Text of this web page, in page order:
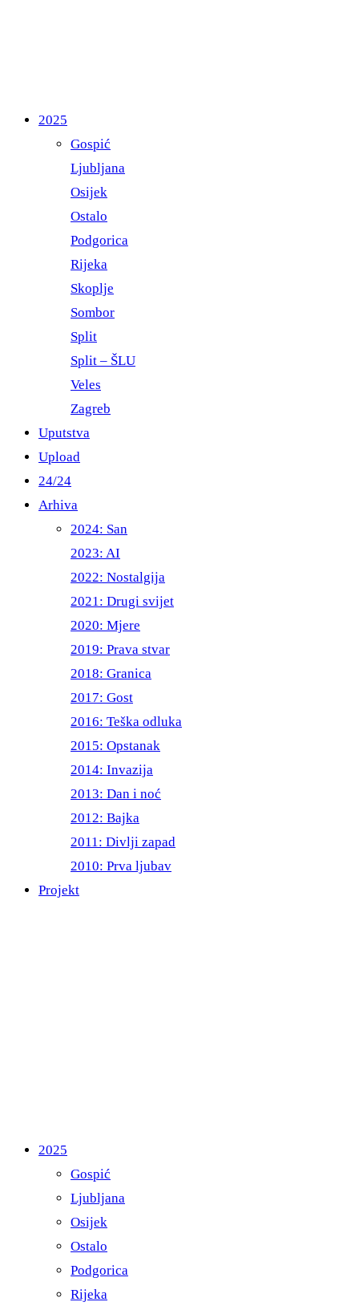
2025
Gospić
Ljubljana
Osijek
Ostalo
Podgorica
Rijeka
Skoplje
Sombor
Split
Split – ŠLU
Veles
Zagreb
Uputstva
Upload
24/24
Arhiva
2024: San
2023: AI
2022: Nostalgija
2021: Drugi svijet
2020: Mjere
2019: Prava stvar
2018: Granica
2017: Gost
2016: Teška odluka
2015: Opstanak
2014: Invazija
2013: Dan i noć
2012: Bajka
2011: Divlji zapad
2010: Prva ljubav
Projekt
2025
Gospić
Ljubljana
Osijek
Ostalo
Podgorica
Rijeka